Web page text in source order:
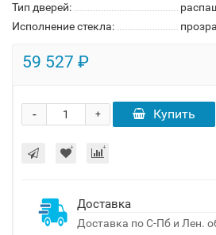
Тип дверей:
Исполнение стекла:
59 527 ₽
+
- Купить
Доставка
Доставка по С-Пб и Лен.